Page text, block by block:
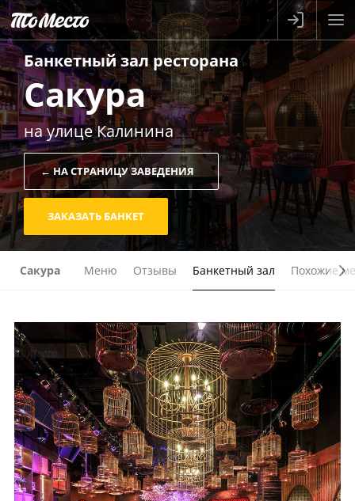
Банкетный залресторана
Сакура
на улице Калинина
← НА СТРАНИЦУ ЗАВЕДЕНИЯ
ЗАКАЗАТЬ БАНКЕТ
Сакура Меню Отзывы Банкетный зал Похожие